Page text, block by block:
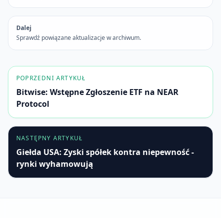
Dalej
Sprawdź powiązane aktualizacje w archiwum.
POPRZEDNI ARTYKUŁ
Bitwise: Wstępne Zgłoszenie ETF na NEAR
Protocol
NASTĘPNY ARTYKUŁ
Giełda USA: Zyski spółek kontra niepewność -
rynki wyhamowują